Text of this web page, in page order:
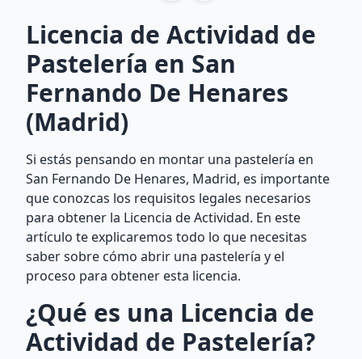
Licencia de Actividad de
Pastelería en San
Fernando De Henares
(Madrid)
Si estás pensando en montar una pastelería en
San Fernando De Henares, Madrid, es importante
que conozcas los requisitos legales necesarios
para obtener la Licencia de Actividad. En este
artículo te explicaremos todo lo que necesitas
saber sobre cómo abrir una pastelería y el
proceso para obtener esta licencia.
¿Qué es una Licencia de
Actividad de Pastelería?